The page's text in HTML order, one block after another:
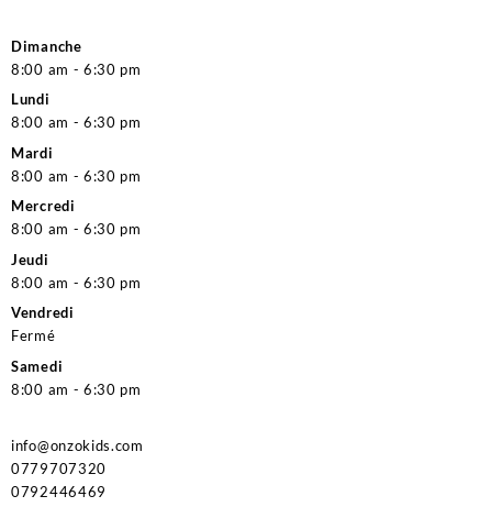
Dimanche
8:00 am - 6:30 pm
Lundi
8:00 am - 6:30 pm
Mardi
8:00 am - 6:30 pm
Mercredi
8:00 am - 6:30 pm
Jeudi
8:00 am - 6:30 pm
Vendredi
Fermé
Samedi
8:00 am - 6:30 pm
info@onzokids.com
0779707320
0792446469